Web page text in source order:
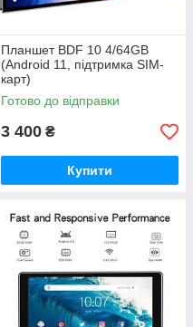
Планшет BDF 10 4/64GB
(Android 11, підтримка SIM-
карт)
Готово до відправки
3 400 ₴
Купити